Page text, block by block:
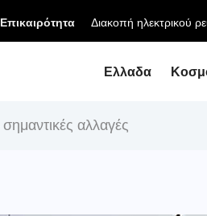
Επικαιρότητα Διακοπή ηλεκτρικού
Ελλαδα
σημαντικές αλλαγές